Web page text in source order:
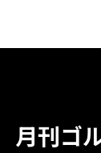
月刊ゴ